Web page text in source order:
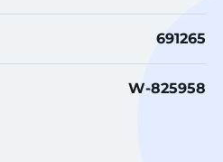
691265
W-825958